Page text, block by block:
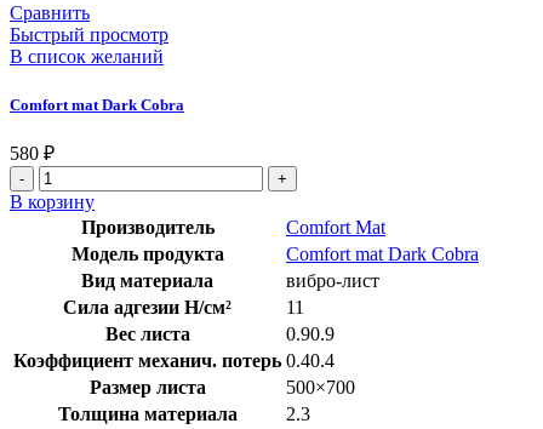
Сравнить
Быстрый просмотр
В список желаний
Comfort mat Dark Cobra
580 ₽
В корзину
Производитель
Comfort Mat
Модель продукта
Comfort mat Dark Cobra
Вид материала
вибро-лист
Сила адгезии Н/см²
11
Вес листа
0.90.9
Коэффициент механич. потерь 0.40.4
Размер листа
500×700
Толщина материала
2.3